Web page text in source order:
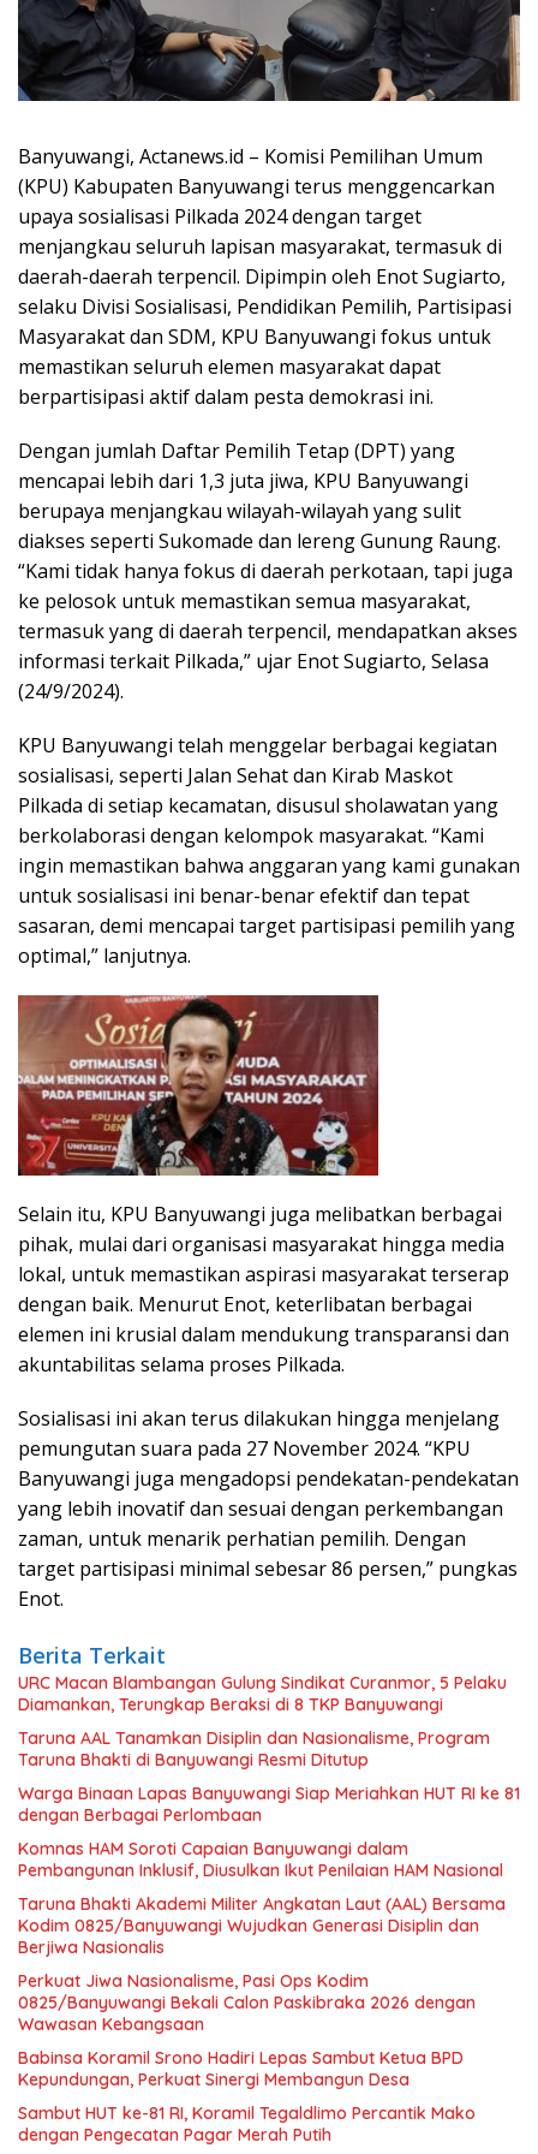
Banyuwangi, Actanews.id – Komisi Pemilihan Umum
(KPU) Kabupaten Banyuwangi terus menggencarkan
upaya sosialisasi Pilkada 2024 dengan target
menjangkau seluruh lapisan masyarakat, termasuk di
daerah-daerah terpencil. Dipimpin oleh Enot Sugiarto,
selaku Divisi Sosialisasi, Pendidikan Pemilih, Partisipasi
Masyarakat dan SDM, KPU Banyuwangi fokus untuk
memastikan seluruh elemen masyarakat dapat
berpartisipasi aktif dalam pesta demokrasi ini.
Dengan jumlah Daftar Pemilih Tetap (DPT) yang
mencapai lebih dari 1,3 juta jiwa, KPU Banyuwangi
berupaya menjangkau wilayah-wilayah yang sulit
diakses seperti Sukomade dan lereng Gunung Raung.
“Kami tidak hanya fokus di daerah perkotaan, tapi juga
ke pelosok untuk memastikan semua masyarakat,
termasuk yang di daerah terpencil, mendapatkan akses
informasi terkait Pilkada,” ujar Enot Sugiarto, Selasa
(24/9/2024).
KPU Banyuwangi telah menggelar berbagai kegiatan
sosialisasi, seperti Jalan Sehat dan Kirab Maskot
Pilkada di setiap kecamatan, disusul sholawatan yang
berkolaborasi dengan kelompok masyarakat. “Kami
ingin memastikan bahwa anggaran yang kami gunakan
untuk sosialisasi ini benar-benar efektif dan tepat
sasaran, demi mencapai target partisipasi pemilih yang
optimal,” lanjutnya.
Selain itu, KPU Banyuwangi juga melibatkan berbagai
pihak, mulai dari organisasi masyarakat hingga media
lokal, untuk memastikan aspirasi masyarakat terserap
dengan baik. Menurut Enot, keterlibatan berbagai
elemen ini krusial dalam mendukung transparansi dan
akuntabilitas selama proses Pilkada.
Sosialisasi ini akan terus dilakukan hingga menjelang
pemungutan suara pada 27 November 2024. “KPU
Banyuwangi juga mengadopsi pendekatan-pendekatan
yang lebih inovatif dan sesuai dengan perkembangan
zaman, untuk menarik perhatian pemilih. Dengan
target partisipasi minimal sebesar 86 persen,” pungkas
Enot.
Berita Terkait
URC Macan Blambangan Gulung Sindikat Curanmor, 5 Pelaku
Diamankan, Terungkap Beraksi di 8 TKP Banyuwangi
Taruna AAL Tanamkan Disiplin dan Nasionalisme, Program
Taruna Bhakti di Banyuwangi Resmi Ditutup
Warga Binaan Lapas Banyuwangi Siap Meriahkan HUT RI ke 81
dengan Berbagai Perlombaan
Komnas HAM Soroti Capaian Banyuwangi dalam
Pembangunan Inklusif, Diusulkan Ikut Penilaian HAM Nasional
Taruna Bhakti Akademi Militer Angkatan Laut (AAL) Bersama
Kodim 0825/Banyuwangi Wujudkan Generasi Disiplin dan
Berjiwa Nasionalis
Perkuat Jiwa Nasionalisme, Pasi Ops Kodim
0825/Banyuwangi Bekali Calon Paskibraka 2026 dengan
Wawasan Kebangsaan
Babinsa Koramil Srono Hadiri Lepas Sambut Ketua BPD
Kepundungan, Perkuat Sinergi Membangun Desa
Sambut HUT ke-81 RI, Koramil Tegaldlimo Percantik Mako
dengan Pengecatan Pagar Merah Putih